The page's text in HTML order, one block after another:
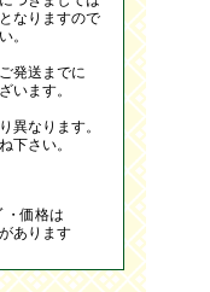
なりますので
。
発送までに
います。
異なります。
下さい。
・価格は
あります